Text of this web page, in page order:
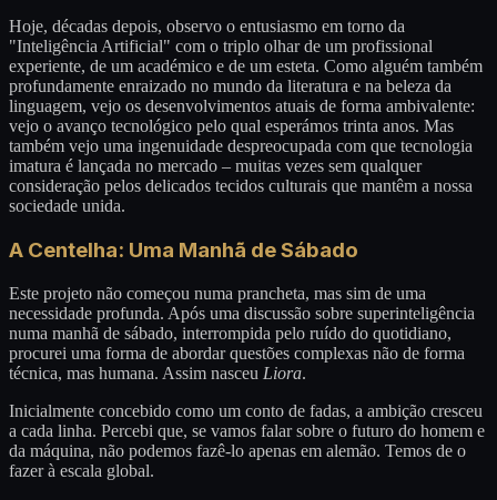
Hoje, décadas depois, observo o entusiasmo em torno da
"Inteligência Artificial" com o triplo olhar de um profissional
experiente, de um académico e de um esteta. Como alguém também
profundamente enraizado no mundo da literatura e na beleza da
linguagem, vejo os desenvolvimentos atuais de forma ambivalente:
vejo o avanço tecnológico pelo qual esperámos trinta anos. Mas
também vejo uma ingenuidade despreocupada com que tecnologia
imatura é lançada no mercado – muitas vezes sem qualquer
consideração pelos delicados tecidos culturais que mantêm a nossa
sociedade unida.
A Centelha: Uma Manhã de Sábado
Este projeto não começou numa prancheta, mas sim de uma
necessidade profunda. Após uma discussão sobre superinteligência
numa manhã de sábado, interrompida pelo ruído do quotidiano,
procurei uma forma de abordar questões complexas não de forma
técnica, mas humana. Assim nasceu Liora.
Inicialmente concebido como um conto de fadas, a ambição cresceu
a cada linha. Percebi que, se vamos falar sobre o futuro do homem e
da máquina, não podemos fazê-lo apenas em alemão. Temos de o
fazer à escala global.